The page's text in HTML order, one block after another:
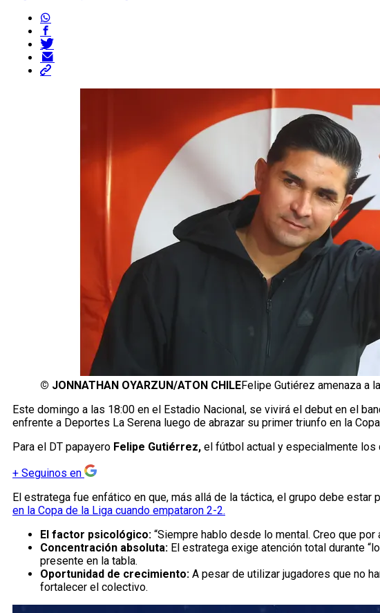
© JONNATHAN OYARZUN/ATON CHILEFelipe Gutiérez amenaza a
Este domingo a las 18:00 en el Estadio Nacional, se vivirá el debut en el
enfrente a Deportes La Serena luego de abrazar su primer triunfo en la
Para el DT papayero Felipe Gutiérrez, el fútbol actual y especialmente
+ Seguinos en
El estratega fue enfático en que, más allá de la táctica, el grupo debe
en la Copa de la Liga cuando empataron 2-2.
El factor psicológico: “Siempre hablo desde lo mental. Creo que
Concentración absoluta: El estratega exige atención total durante
presente en la tabla.
Oportunidad de crecimiento: A pesar de utilizar jugadores que no
fortalecer el colectivo.